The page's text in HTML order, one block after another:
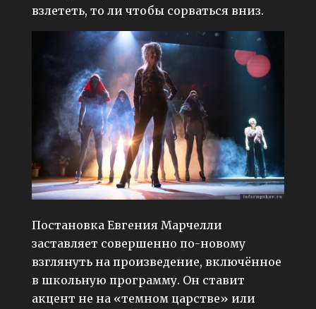
взлететь, то ли чтобы сорваться вниз.
Постановка Евгения Марчелли
заставляет совершенно по-новому
взглянуть на произведение, включённое
в школьную программу. Он ставит
акцент не на «темном царстве» или